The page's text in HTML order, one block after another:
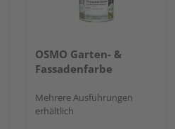
OSMO Garten- &
Fassadenfarbe
Mehrere Ausführungen
erhältlich